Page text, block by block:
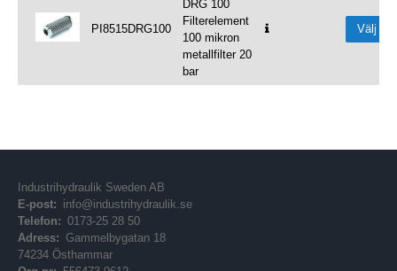
PI8515DRG100
DRG 100
Filterelement
100 mikron
metallfilter 20
bar
Välj
Industrihydraulik Sweden AB
E-post: info@industrihydraulik.se
Telefon: 0173-25 28 50
Adress: Gammelbygatan 18
74234 Östhammar